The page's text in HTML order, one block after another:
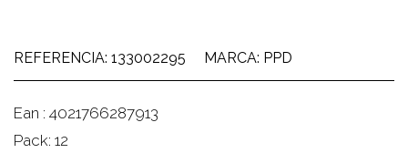
REFERENCIA: 133002295 MARCA: PPD
Ean : 4021766287913
Pack: 12